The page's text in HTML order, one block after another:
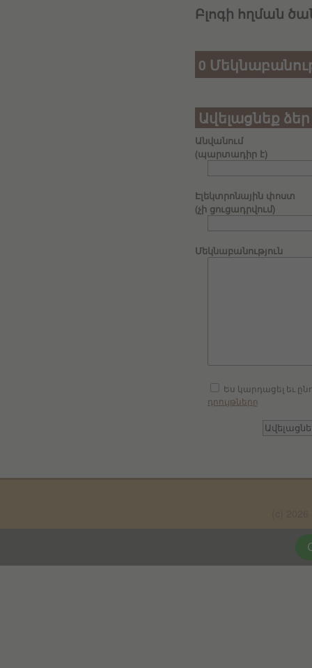
Բլոգի հղման
0
Ավելացնեք
Անվանում
(պարտադիր է)
Էլեկտրոնային փոստ
(չի ցուցադրվում)
Մեկնաբանություն
Ես կարդացել եւ
դրույթները